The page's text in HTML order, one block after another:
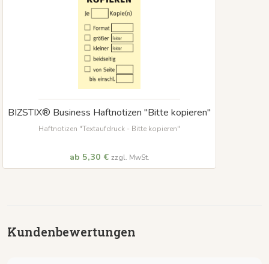
BIZSTIX® Business Haftnotizen "Bitte kopieren"
Haftnotizen "Textaufdruck - Bitte kopieren"
ab 5,30 € zzgl. MwSt.
Kundenbewertungen